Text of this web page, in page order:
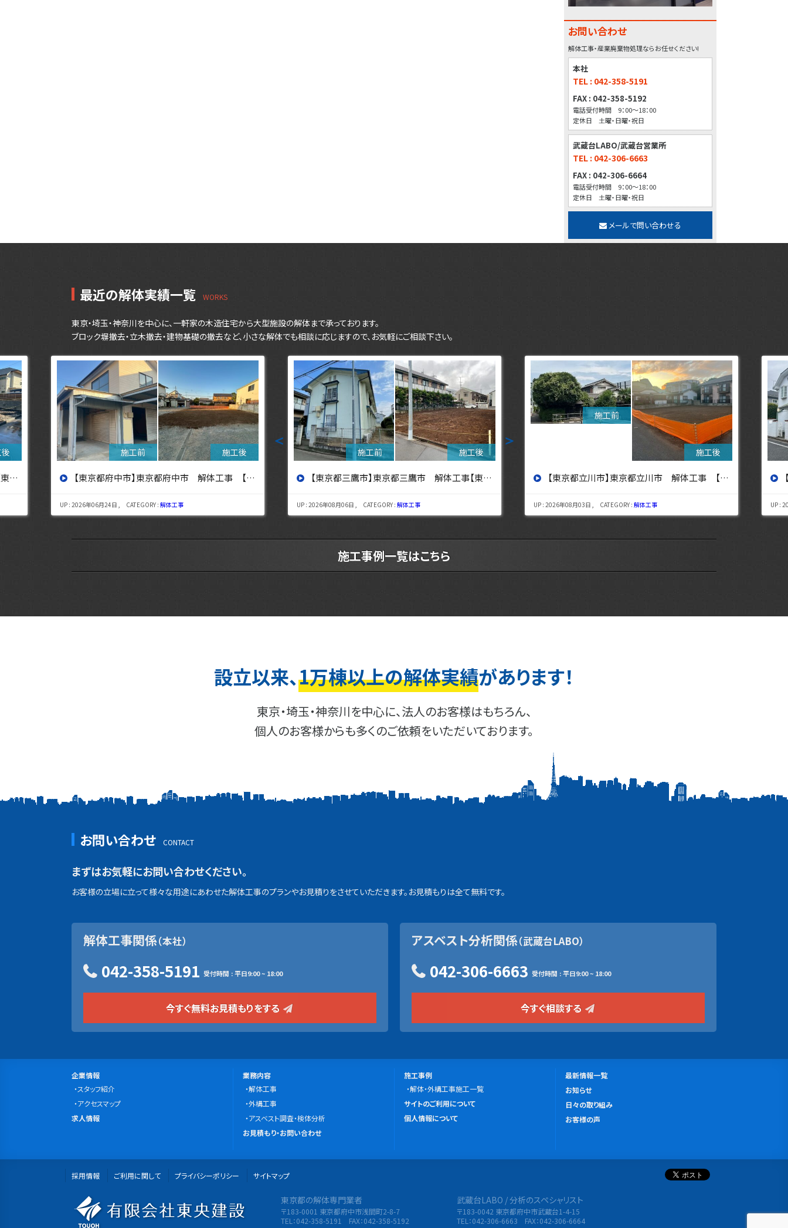
お問い合わせ
解体工事・産業廃棄物処理ならお任せください!
本社
TEL : 042-358-5191
FAX : 042-358-5192
電話受付時間 9：00～18：00
定休日 土曜・日曜・祝日
武蔵台LABO/武蔵台営業所
TEL : 042-306-6663
FAX : 042-306-6664
電話受付時間 9：00～18：00
定休日 土曜・日曜・祝日
メールで問い合わせる
最近の解体実績一覧
東京・埼玉・神奈川を中心に、一軒家の木造住宅から大型施設の解体まで承っております。
ブロック塀撤去・立木撤去・建物基礎の撤去など、小さな解体でも相談に応じますので、お気軽にご相談下さい。
＜
】 【東京都三鷹市】東京都三鷹市 解体工事【東京・埼玉・神奈川の解体工事なら東央建設へ】
UP : 2026年08月06日 , CATEGORY :解体工事
【東京都立川市】東京都立川市 解体工事 【東京・埼玉・神奈川の解体工事なら東央建設へ】
UP : 2026年08月03日 , CATEGORY :解体工事
【東京都杉並区】東京都杉並区 解体工事【東京・埼玉・神奈川の解体工事なら東央建設へ】
UP : 2026年07月29日 , CATEGORY :解体工事 UP :
＞
施工事例一覧はこちら
設立以来、1万棟以上の解体実績があります！
東京・埼玉・神奈川を中心に、法人のお客様はもちろん、
個人のお客様からも多くのご依頼をいただいております。
お問い合わせ
まずはお気軽にお問い合わせください。
お客様の立場に立って様々な用途にあわせた解体工事のプランやお見積りをさせていただきます。お見積もりは全て無料です。
解体工事関係（本社）
042-358-5191 受付時間 : 平日9:00 ~ 18:00
今すぐ無料お見積もりをする
アスベスト分析関係（武蔵台LABO）
042-306-6663 受付時間 : 平日9:00 ~ 18:00
今すぐ相談する
サ
イ
ト
会
社
案
内
企業情報
スタッフ紹介
アクセスマップ
求
報
求人情報
事
業
内
容
業務内容
解体工事
外構工事
アスベスト調査・検体分析
無
お
も
り・
お見積もり・お問い合わせ
施
工
事
例
施工事例
解体・外構工事施工一覧
こ
の
ト
て
サイトのご利用について
個人情報について
更
新
情
報
最新情報一覧
お知らせ
日々の取り組み
お客様の声
採用情報 ご利用に関して プライバシーポリシー サイトマップ
有限会社 東央建設
東京都の解体専門業者
〒183-0001 東京都府中市浅間町2-8-7
TEL：042-358-5191 FAX：042-358-5192
武蔵台LABO / 分析のスペシャリスト
〒183-0042 東京都府中市武蔵台1-4-15
TEL：042-306-6663 FAX：042-306-6664